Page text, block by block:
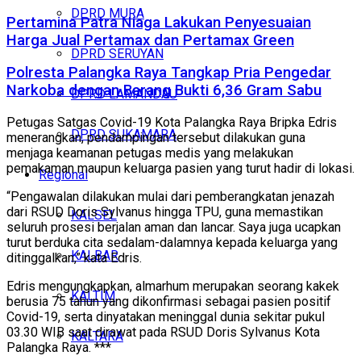
DPRD MURA
DPRD SERUYAN
DPRD LAMANDAU
DPRD SUKAMARA
Regional
KALSEL
KALBAR
KALTIM
KALTARA
Pertamina Patra Niaga Lakukan Penyesuaian
Harga Jual Pertamax dan Pertamax Green
Polresta Palangka Raya Tangkap Pria Pengedar
Narkoba dengan Barang Bukti 6,36 Gram Sabu
Petugas Satgas Covid-19 Kota Palangka Raya Bripka Edris
menerangkan, pendampingan tersebut dilakukan guna
menjaga keamanan petugas medis yang melakukan
pemakaman maupun keluarga pasien yang turut hadir di lokasi.
“Pengawalan dilakukan mulai dari pemberangkatan jenazah
dari RSUD Doris Sylvanus hingga TPU, guna memastikan
seluruh prosesi berjalan aman dan lancar. Saya juga ucapkan
turut berduka cita sedalam-dalamnya kepada keluarga yang
ditinggalkan,” kata Edris.
Edris mengungkapkan, almarhum merupakan seorang kakek
berusia 75 tahun yang dikonfirmasi sebagai pasien positif
Covid-19, serta dinyatakan meninggal dunia sekitar pukul
03.30 WIB saat dirawat pada RSUD Doris Sylvanus Kota
Palangka Raya. ***